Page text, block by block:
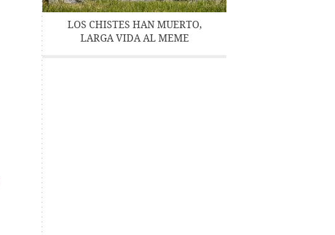
LOS CHISTES HAN MUERTO,
LARGA VIDA AL MEME